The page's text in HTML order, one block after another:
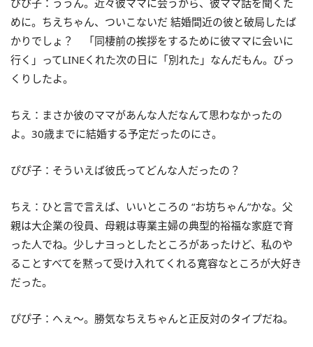
ぴぴ子：ううん。近々彼ママに会うから、彼ママ話を聞くた
めに。ちえちゃん、ついこないだ 結婚間近の彼と破局したば
かりでしょ？ 「同棲前の挨拶をするために彼ママに会いに
行く」ってLINEくれた次の日に「別れた」なんだもん。びっ
くりしたよ。
ちえ：まさか彼のママがあんな人だなんて思わなかったの
よ。30歳までに結婚する予定だったのにさ。
ぴぴ子：そういえば彼氏ってどんな人だったの？
ちえ：ひと言で言えば、いいところの “お坊ちゃん”かな。父
親は大企業の役員、母親は専業主婦の典型的裕福な家庭で育
った人でね。少しナヨっとしたところがあったけど、私のや
ることすべてを黙って受け入れてくれる寛容なところが大好き
だった。
ぴぴ子：へぇ～。勝気なちえちゃんと正反対のタイプだね。